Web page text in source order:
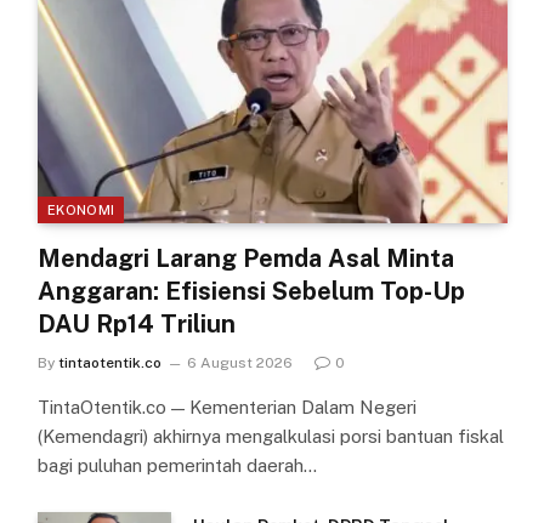
EKONOMI
Mendagri Larang Pemda Asal Minta
Anggaran: Efisiensi Sebelum Top-Up
DAU Rp14 Triliun
By tintaotentik.co 6 August 2026 0
TintaOtentik.co — Kementerian Dalam Negeri
(Kemendagri) akhirnya mengalkulasi porsi bantuan fiskal
bagi puluhan pemerintah daerah…